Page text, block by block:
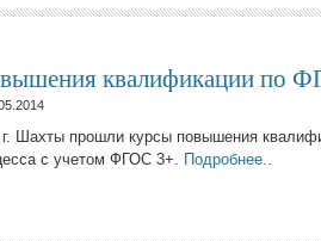
квалификации по
Шахты прошли курсы повышения
c учетом ФГОС 3+. Подробнее..